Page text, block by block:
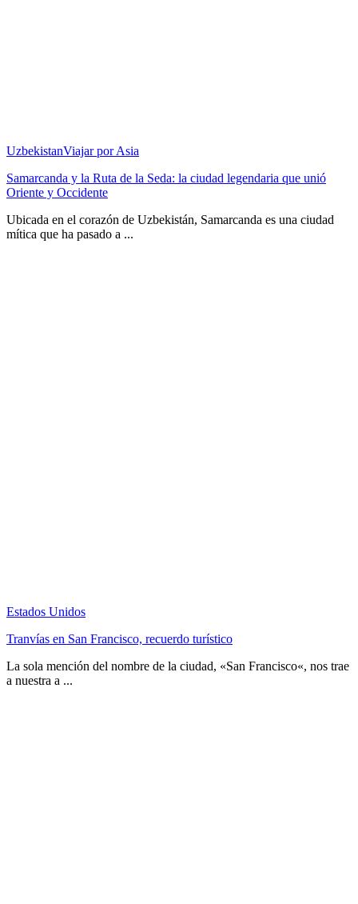
UzbekistanViajar por Asia
Samarcanda y la Ruta de la Seda: la ciudad legendaria que unió
Oriente y Occidente
Ubicada en el corazón de Uzbekistán, Samarcanda es una ciudad
mítica que ha pasado a ...
Estados Unidos
Tranvías en San Francisco, recuerdo turístico
La sola mención del nombre de la ciudad, «San Francisco«, nos trae
a nuestra a ...